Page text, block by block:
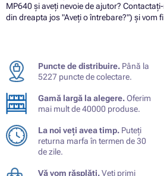
MP640 și aveți nevoie de ajutor?
din dreapta jos "Aveți o întrebare?") și vom
Puncte de distribuire. Până la
5227 puncte de colectare.
Gamă largă la alegere.Oferim
mai mult de 40000 produse.
La noi veți avea timp. Puteți
returna marfa în termen de 30
de zile.
Vă vom răsplăti.Veți primi